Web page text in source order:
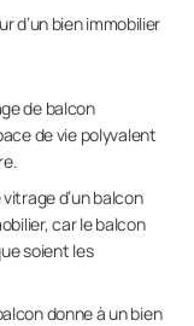
d’un bien immobilier
de balcon
de vie polyvalent
d’un balcon
car le balcon
soient les
donne à un bien